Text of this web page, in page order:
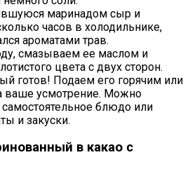
маринадом сыр и
часов в холодильнике,
ароматами трав.
смазываем ее маслом и
цвета с двух сторон.
готов! Подаем его горячим или
ваше усмотрение. Можно
самостоятельное блюдо или
и закуски.
в какао с